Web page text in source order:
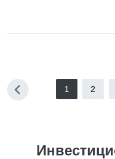
1 2